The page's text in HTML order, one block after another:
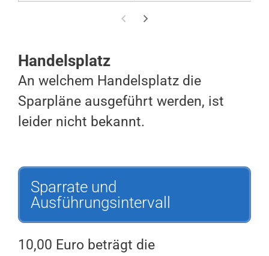
Handelsplatz
An welchem Handelsplatz die
Sparpläne ausgeführt werden, ist
leider nicht bekannt.
Sparrate und
Ausführungsintervall
10,00 Euro beträgt die